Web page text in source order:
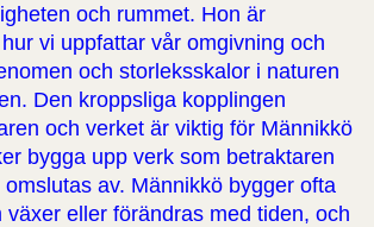
och rummet. Hon är
vi uppfattar vår omgivning och
och storleksskalor i naturen
Den kroppsliga kopplingen
och verket är viktig för Männikkö
bygga upp verk som betraktaren
av. Männikkö bygger ofta
växer eller förändras med tiden, och